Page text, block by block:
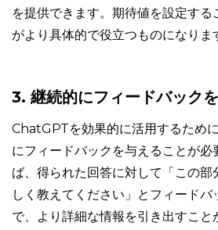
を提供できます。期待値を設定する
がより具体的で役立つものになりま
3. 継続的にフィードバック
ChatGPTを効果的に活用するため
にフィードバックを与えることが必
ば、得られた回答に対して「この部
しく教えてください」とフィードバ
で、より詳細な情報を引き出すこと